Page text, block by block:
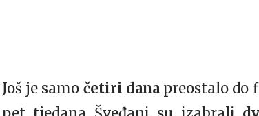
Još je samo četiri danapreostalo do